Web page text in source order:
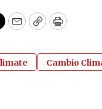
EmailCopyPrint
Cambio